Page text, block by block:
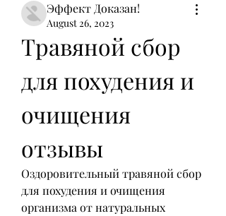
Эффект Доказан!
August 26, 2023
Травяной сбор
для похудения и
очищения
отзывы
Оздоровительный травяной сбор
для похудения и очищения
организма от натуральных